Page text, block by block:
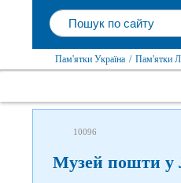
Пам'ятки Україна / Пам'ятки
10096
Музей пошти у